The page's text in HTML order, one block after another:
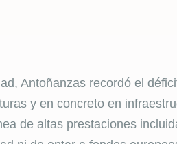
Antoñanzas recordó el
y en concreto en
de altas prestaciones